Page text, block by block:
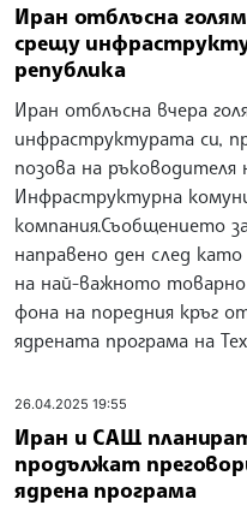
Иран отблъсна
срещу
република
Иран отблъсна вчера
инфраструктурата си,
позова на ръководителя
Инфраструктурна
компания.Съобщението
направено ден след
на най-важното
фона на поредния кръг
ядрената програма на
26.04.2025 19:55
Иран и САЩ
продължат
ядрена програма